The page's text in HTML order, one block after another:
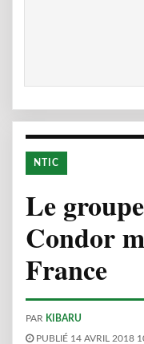
NTIC
Le
Condor
France
PAR KIBARU
PUBLIÉ 14 AVRIL 2018